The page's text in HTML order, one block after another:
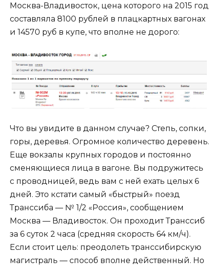
Москва-Владивосток, цена которого на 2015 год
составляла 8100 рублей в плацкартных вагонах
и 14570 руб в купе, что вполне не дорого:
Что вы увидите в данном случае? Степь, сопки,
горы, деревья. Огромное количество деревень.
Еще вокзалы крупных городов и постоянно
сменяющиеся лица в вагоне. Вы подружитесь
с проводницей, ведь вам с ней ехать целых 6
дней. Это кстати самый «быстрый» поезд
Транссиба — № 1/2 «Россия», сообщением
Москва — Владивосток. Он проходит Транссиб
за 6 суток 2 часа (средняя скорость 64 км/ч).
Если стоит цель: преодолеть транссибирскую
магистраль — способ вполне действенный. Но